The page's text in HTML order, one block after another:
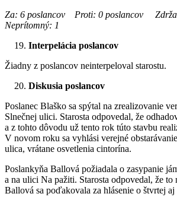
Za: 6 poslancov Proti: 0 poslancov
Neprítomný: 1
Interpelácia poslancov
Žiadny z poslancov neinterpeloval starostu.
Diskusia poslancov
Poslanec Blaško sa spýtal na zrealizovanie
Slnečnej ulici. Starosta odpovedal, že
a z tohto dôvodu už tento rok túto stavbu
V novom roku sa vyhlási verejné
ulica, vrátane osvetlenia cintorína.
Poslankyňa Ballová požiadala o zasypanie
a na ulici Na pažiti. Starosta odpovedal, že to
Ballová sa poďakovala za hlásenie o štvrtej